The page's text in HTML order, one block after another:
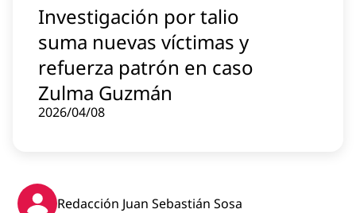
Instagram
Investigación por talio
suma nuevas víctimas y
refuerza patrón en caso
Zulma Guzmán
2026/04/08
Redacción Juan Sebastián Sosa